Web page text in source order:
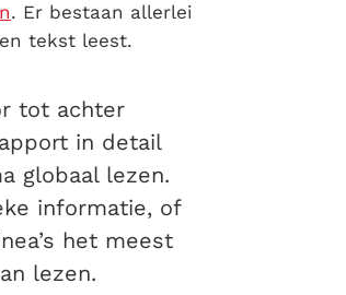
. Er bestaan allerlei
tekst leest.
tot achter
in detail
globaal lezen.
informatie, of
het meest
lezen.